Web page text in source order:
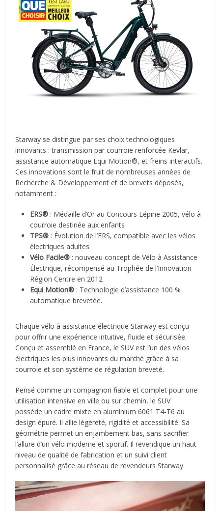
Starway se distingue par ses choix technologiques
innovants : transmission par courroie renforcée Kevlar,
assistance automatique Equi Motion®, et freins interactifs.
Ces innovations sont le fruit de nombreuses années de
Recherche & Développement et de brevets déposés,
notamment :
ERS® : Médaille d’Or au Concours Lépine 2005, vélo à
courroie destinée aux enfants
TPS® : Évolution de l’ERS, compatible avec les vélos
électriques adultes
Vélo Facile® : nouveau concept de Vélo à Assistance
Électrique, récompensé au Trophée de l’Innovation
Région Centre en 2012
Equi Motion® : Technologie d’assistance 100 %
automatique brevetée.
Chaque vélo à assistance électrique Starway est conçu
pour offrir une expérience intuitive, fluide et sécurisée.
Conçu et assemblé en France, le SUV est l’un des vélos
électriques les plus innovants du marché grâce à sa
courroie et son système de régulation breveté.
Pensé comme un compagnon fiable et complet pour une
utilisation intensive en ville ou sur chemin, le SUV
possède un cadre mixte en aluminium 6061 T4‑T6 au
design épuré. Il allie légèreté, rigidité et accessibilité. Sa
géométrie permet un enjambement bas, sans sacrifier
l’allure d’un vélo moderne et sportif. Il revendique un haut
niveau de qualité de fabrication et un suivi client
personnalisé grâce au réseau de revendeurs Starway.